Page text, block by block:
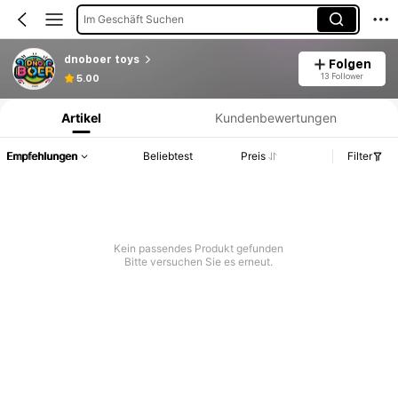
Im Geschäft Suchen
dnoboer toys
5.00
Folgen
13 Follower
Produktinformation: Preisangabe, Verkaufs- und Lagerbestandsdetails.
Artikel Kundenbewertungen
Empfehlungen Beliebtest Preis Filter
Kein passendes Produkt gefunden
Bitte versuchen Sie es erneut.